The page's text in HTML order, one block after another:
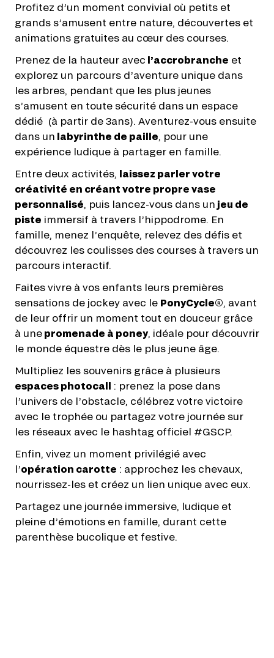
Profitez d’un moment convivial où petits et
grands s’amusent entre nature, découvertes et
animations gratuites au cœur des courses.
Prenez de la hauteur avec l’accrobranche et
explorez un parcours d’aventure unique dans
les arbres, pendant que les plus jeunes
s’amusent en toute sécurité dans un espace
dédié (à partir de 3ans). Aventurez-vous ensuite
dans un labyrinthe de paille, pour une
expérience ludique à partager en famille.
Entre deux activités, laissez parler votre
créativité en créant votre propre vase
personnalisé, puis lancez-vous dans un jeu de
piste immersif à travers l’hippodrome. En
famille, menez l’enquête, relevez des défis et
découvrez les coulisses des courses à travers un
parcours interactif.
Faites vivre à vos enfants leurs premières
sensations de jockey avec le PonyCycle®, avant
de leur offrir un moment tout en douceur grâce
à une promenade à poney, idéale pour découvrir
le monde équestre dès le plus jeune âge.
Multipliez les souvenirs grâce à plusieurs
espaces photocall : prenez la pose dans
l’univers de l’obstacle, célébrez votre victoire
avec le trophée ou partagez votre journée sur
les réseaux avec le hashtag officiel #GSCP.
Enfin, vivez un moment privilégié avec
l’opération carotte : approchez les chevaux,
nourrissez-les et créez un lien unique avec eux.
Partagez une journée immersive, ludique et
pleine d’émotions en famille, durant cette
parenthèse bucolique et festive.